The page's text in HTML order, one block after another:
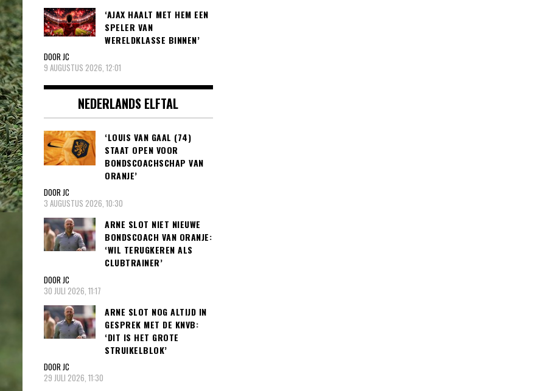
‘AJAX HAALT MET HEM EEN
SPELER VAN
WERELDKLASSE BINNEN’
DOOR JC
9 AUGUSTUS 2026, 12:01
NEDERLANDS ELFTAL
‘LOUIS VAN GAAL (74)
STAAT OPEN VOOR
BONDSCOACHSCHAP VAN
ORANJE’
DOOR JC
3 AUGUSTUS 2026, 10:30
ARNE SLOT NIET NIEUWE
BONDSCOACH VAN ORANJE:
‘WIL TERUGKEREN ALS
CLUBTRAINER’
DOOR JC
30 JULI 2026, 11:17
ARNE SLOT NOG ALTIJD IN
GESPREK MET DE KNVB:
‘DIT IS HET GROTE
STRUIKELBLOK’
DOOR JC
29 JULI 2026, 11:30